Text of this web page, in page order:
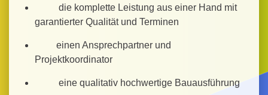
die komplette Leistung aus einer Hand mit
garantierter Qualität und Terminen
einen Ansprechpartner und
Projektkoordinator
eine qualitativ hochwertige Bauausführung